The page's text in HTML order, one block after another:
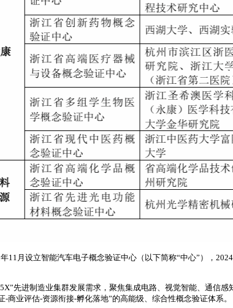
月设立智能汽车电子概念验证中心（以下简称“中心”），
先进制造业集群发展需求，聚焦集成电路、视觉智能、通信
业评估-资源衔接-孵化落地”的高能级、综合性概念验证体系。